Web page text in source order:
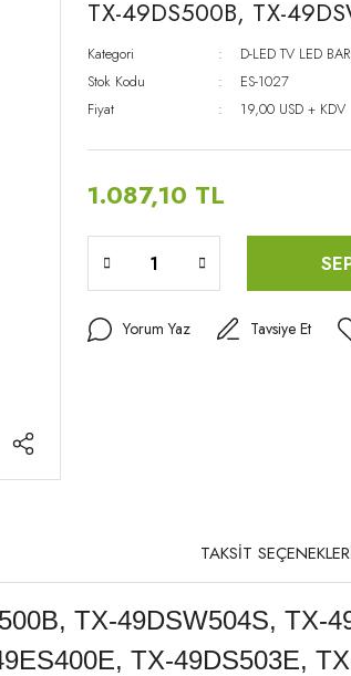
TX-49DS500B, TX-
Kategori D-LED TV LED BAR
Stok Kodu
ES-1027
Fiyat
19,00 USD + KDV
1.087,10 TL
Yorum Yaz Tavsiye Et
TAKSİT
TX-49DSW504S, TX-
TX-49DS503E,